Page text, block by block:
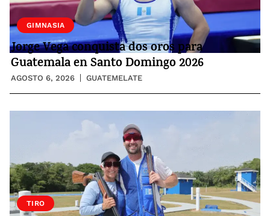
GIMNASIA
Jorge Vega conquista dos oros para
Guatemala en Santo Domingo 2026
AGOSTO 6, 2026 GUATEMELATE
TIRO